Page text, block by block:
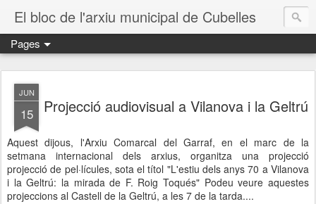
El bloc de l'arxiu municipal de Cubelles
Pages
JUN
15 Projecció audiovisual a Vilanova i la Geltrú
Aquest dijous, l'Arxiu Comarcal del Garraf, en el marc de la
setmana internacional dels arxius, organitza una projecció
projecció de pel·lícules, sota el títol "L'estiu dels anys 70 a Vilanova
i la Geltrú: la mirada de F. Roig Toqués" Podeu veure aquestes
projeccions al Castell de la Geltrú, a les 7 de la tarda....